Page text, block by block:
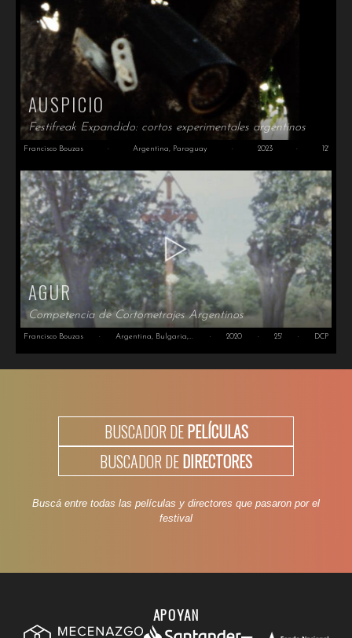
AUSPICIO
Festifreak Expandido: cortos experimentales argentinos
Francisco Bouzas · Argentina, Paraguay · 2023 · 12'
AGUR
Competencia de Cortometrajes Argentinos
Francisco Bouzas · Argentina, Bulgaria, España, Antártida · 2020 · 25' · DCP
BUSCADOR DEPELÍCULAS
BUSCADOR DEDIRECTORES
Buscá entre todas las películas y directores que pasaron por el
festival
APOYAN